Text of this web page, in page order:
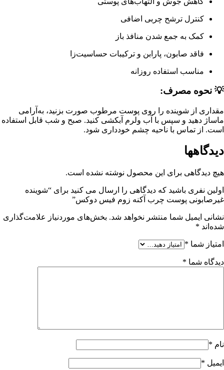
کنترل ترشح چربی اضافی
کمک به جمع شدن منافذ باز
فاقد صابون، پارابن و ترکیبات حساسیت‌زا
مناسب استفاده روزانه
💡 نحوه مصرف:
مقداری از شوینده را روی پوست مرطوب صورت بزنید، به‌آرامی
ماساژ دهید و سپس با آب ولرم آبکشی کنید. صبح و شب قابل استفاده
است. از تماس با ناحیه چشم خودداری شود.
دیدگاهها
هیچ دیدگاهی برای این محصول نوشته نشده است.
اولین نفری باشید که دیدگاهی را ارسال می کنید برای “شوینده
غیرصابونی پوست چرب آکنه زوم فیس دوکس”
نشانی ایمیل شما منتشر نخواهد شد. بخش‌های موردنیاز علامت‌گذاری
شده‌اند *
امتیاز شما *
دیدگاه شما *
نام *
ایمیل *